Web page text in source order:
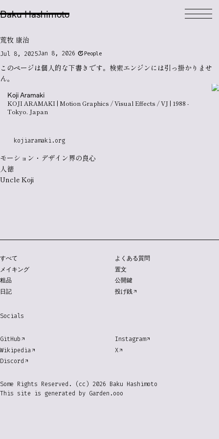
Baku Hashimoto
Jul 8, 2025Jan 8, 2026 update People
荒牧 康治
このページは個人的な下書き です。検索エンジンには引っ掛かりませ
ん。
Koji Aramaki
KOJI ARAMAKI | Motion Graphics / Visual Effects / VJ | 1988 -
Tokyo. Japan
kojiaramaki.org
モーション・デザイン界の良心
人徳
Uncle Koji
すべて
メイキング
粗品
日記
よくある質問
置文
公開鍵
投げ銭
Socials
GitHub
Wikipedia
Discord
Instagram
X
Some Rights Reserved. (cc) 2026 Baku Hashimoto
This site is generated by Garden.ooo